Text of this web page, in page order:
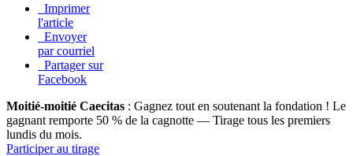
Imprimer
l'article
Envoyer
par courriel
Partager sur
Facebook
Moitié-moitié Caecitas : Gagnez tout en soutenant la fondation ! Le
gagnant remporte 50 % de la cagnotte — Tirage tous les premiers
lundis du mois.
Participer au tirage